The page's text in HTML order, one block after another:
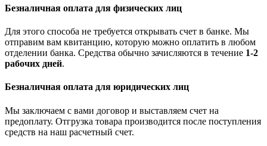
Безналичная оплата для физических лиц
Для этого способа не требуется открывать счет в банке. Мы
отправим вам квитанцию, которую можно оплатить в любом
отделении банка. Средства обычно зачисляются в течение 1-2
рабочих дней.
Безналичная оплата для юридических лиц
Мы заключаем с вами договор и выставляем счет на
предоплату. Отгрузка товара производится после поступления
средств на наш расчетный счет.